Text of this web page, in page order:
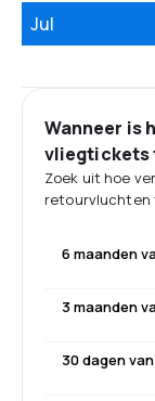
Jul
Wanneer is
vliegtickets
Zoek uit hoe
retourvluchten
6 maanden
3 maanden
30 dagen